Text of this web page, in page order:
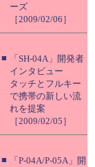
ーズ
［2009/02/06］
■
「SH-04A」開発者
インタビュー
タッチとフルキー
で携帯の新しい流
れを提案
［2009/02/05］
■
「P-04A/P-05A」開